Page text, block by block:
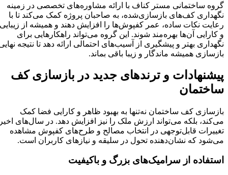
گروه ساختمانی مستر کناف با ارائه مشاوره‌های تخصصی در زمینه
نگهداری کف‌های بازسازی‌شده، به صاحبان پروژه کمک می‌کند تا با
رعایت نکات ساده، عمر کفپوش‌ها را افزایش دهند و همیشه از زیبایی
و کارایی آن‌ها بهره‌مند شوند. این گروه می‌تواند راهکارهایی برای
نگهداری بهتر و پیشگیری از آسیب‌های احتمالی ارائه دهد تا نتیجه نهایی
بازسازی همیشه ماندگار و زیبا باقی بماند.
پیشنهادات و ترندهای جدید در بازسازی کف
ساختمان
بازسازی کف ساختمان نه‌تنها به بهبود ظاهر و کارایی فضا کمک
می‌کند، بلکه می‌تواند ارزش ملک را نیز افزایش دهد. در سال‌های اخیر،
تغییرات قابل‌توجهی در انتخاب مصالح و طرح‌های کفپوش مشاهده
می‌شود که نشان‌دهنده تحول در سلیقه و نیازهای کاربران است.​
استفاده از سرامیک‌های بزرگ و باکیفیت